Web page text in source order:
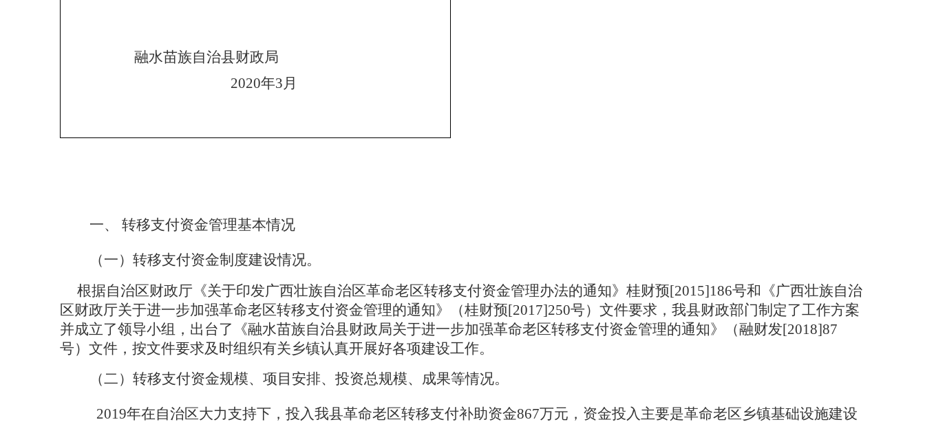
融水苗族自治县财政局
2020年3月
一、 转移支付资金管理基本情况
（一）转移支付资金制度建设情况。
根据自治区财政厅《关于印发广西壮族自治区革命老区转移支付资金管理办法的通知》桂财预[2015]186号和《广西壮族自治
区财政厅关于进一步加强革命老区转移支付资金管理的通知》（桂财预[2017]250号）文件要求，我县财政部门制定了工作方案
并成立了领导小组，出台了《融水苗族自治县财政局关于进一步加强革命老区转移支付资金管理的通知》（融财发[2018]87
号）文件，按文件要求及时组织有关乡镇认真开展好各项建设工作。
（二）转移支付资金规模、项目安排、投资总规模、成果等情况。
2019年在自治区大力支持下，投入我县革命老区转移支付补助资金867万元，资金投入主要是革命老区乡镇基础设施建设